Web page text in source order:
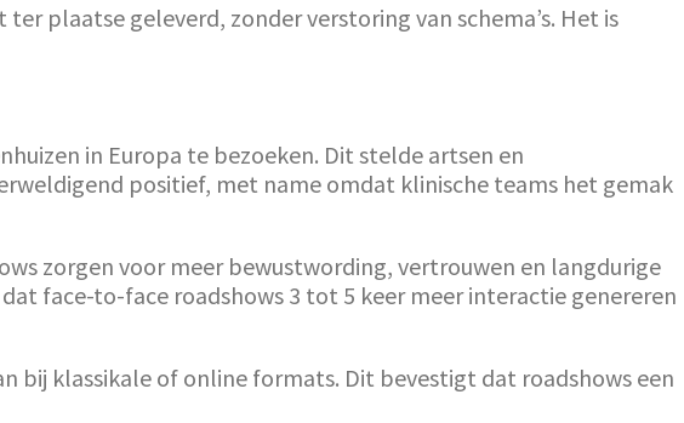
plaatse geleverd, zonder verstoring van schema’s. Het is
in Europa te bezoeken. Dit stelde artsen en
positief, met name omdat klinische teams het gemak
zorgen voor meer bewustwording, vertrouwen en langdurige
face-to-face roadshows 3 tot 5 keer meer interactie genereren
bij klassikale of online formats. Dit bevestigt dat roadshows een